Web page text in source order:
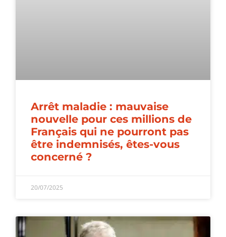
Arrêt maladie : mauvaise
nouvelle pour ces millions de
Français qui ne pourront pas
être indemnisés, êtes-vous
concerné ?
20/07/2025